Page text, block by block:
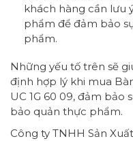
khách hàng cần lưu
phẩm để đảm bảo
phẩm.
Những yếu tố trên sẽ
định hợp lý khi mua
UC 1G 60 09, đảm bảo
bảo quản thực phẩm.
Công ty TNHH Sản